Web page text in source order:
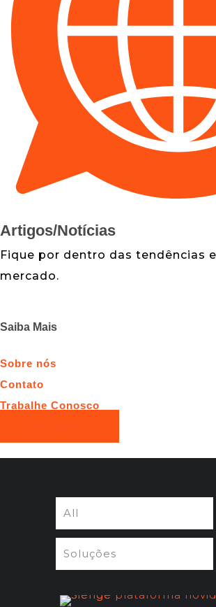
Artigos/Notícias
Fique por dentro das tendências
mercado.
Saiba Mais
Sobre nós
Contato
Trabalhe Conosco
All
Soluções